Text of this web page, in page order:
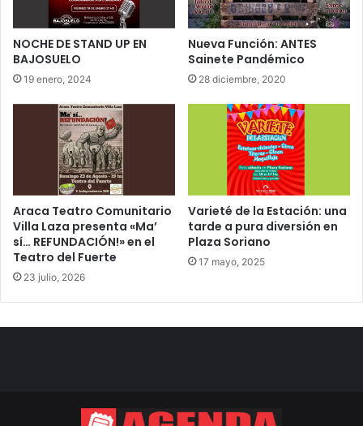
NOCHE DE STAND UP EN
BAJOSUELO
19 enero, 2024
Nueva Función: ANTES
Sainete Pandémico
28 diciembre, 2020
Araca Teatro Comunitario
Villa Laza presenta «Ma’
sí… REFUNDACIÓN!» en el
Teatro del Fuerte
23 julio, 2026
Varieté de la Estación: una
tarde a pura diversión en
Plaza Soriano
17 mayo, 2025